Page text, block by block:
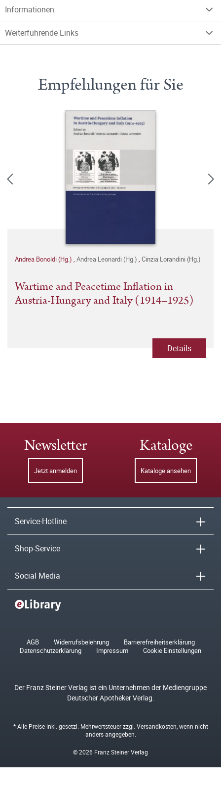
Informationen
Weiterführende Links
Empfehlungen für Sie
Andrea Bonoldi (Hg.) , Andrea Leonardi (Hg.) , Cinzia Lorandini (Hg.)
Wartime and Peacetime Inflation in
Austria-Hungary and Italy (1914–1925)
Details
Newsletter
Jetzt anmelden
Kataloge
Kataloge ansehen
Service-Hotline
Shop-Service
Social Media
AGB Widerrufsbelehrung
Barrierefreiheitserklärung
Datenschutzerklärung
Impressum Cookie Einstellungen
Der Franz Steiner Verlag ist ein Unternehmen der Mediengruppe
Deutscher Apotheker Verlag.
* Alle Preise inkl. gesetzl. Mehrwertsteuer zzgl. Versandkosten , wenn nicht
anders angegeben.
© 2026 Franz Steiner Verlag